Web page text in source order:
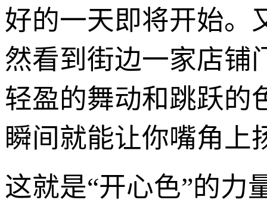
好的一天即将开始。
然看到街边一家店铺
轻盈的舞动和跳跃的
瞬间就能让你嘴角上
这就是“开心色”的力